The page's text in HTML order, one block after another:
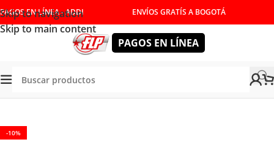
Skip to navigation
Skip to main content
PAGOS EN LÍNEA - ADDI ENVÍOS GRATÍS A BOGOTÁ
PAGOS EN LÍNEA
Tienda/ACCESORIOS
-10%